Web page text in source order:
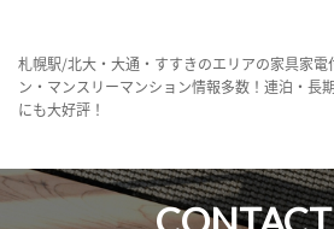
札幌駅/北大・大通・すすきのエリアの家具家電
ン・マンスリーマンション情報多数！連泊・長
にも大好評！